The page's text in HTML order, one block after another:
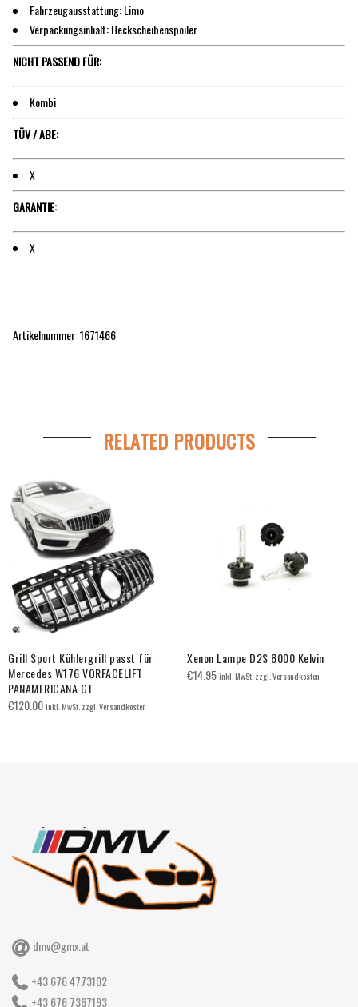
Fahrzeugausstattung: Limo
Verpackungsinhalt: Heckscheibenspoiler
NICHT PASSEND FÜR:
Kombi
TÜV / ABE:
X
GARANTIE:
X
Artikelnummer: 1671466
RELATED PRODUCTS
Grill Sport Kühlergrill passt für
Mercedes W176 VORFACELIFT
PANAMERICANA GT
€120.00inkl. MwSt. zzgl. Versandkosten
Xenon Lampe D2S 8000 Kelvin
€14.95inkl. MwSt. zzgl. Versandkosten
dmv@gmx.at
+43 676 4773102
+43 676 7367193